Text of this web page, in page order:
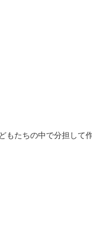
もたちの中で分担して